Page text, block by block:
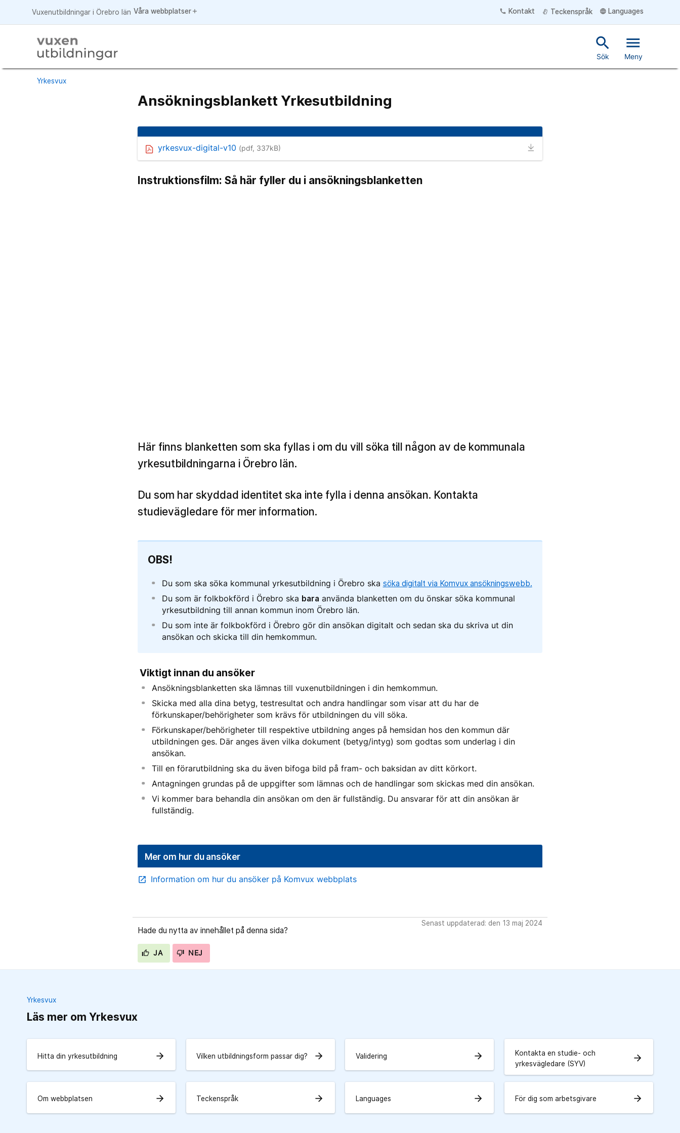
Vuxenutbildningar i Örebro län Våra webbplatser add phone Kontakt Teckenspråk language Languages
search
Sök
menu
Meny
Yrkesvux
Ansökningsblankett Yrkesutbildning
yrkesvux-digital-v10 (pdf, 337kB)
Instruktionsfilm: Så här fyller du i ansökningsblanketten
Här finns blanketten som ska fyllas i om du vill söka till någon av de kommunala
yrkesutbildningarna i Örebro län.
Du som har skyddad identitet ska inte fylla i denna ansökan. Kontakta
studievägledare för mer information.
OBS!
Du som ska söka kommunal yrkesutbildning i Örebro ska söka digitalt via Komvux ansökningswebb.
Du som är folkbokförd i Örebro ska bara använda blanketten om du önskar söka kommunal
yrkesutbildning till annan kommun inom Örebro län.
Du som inte är folkbokförd i Örebro gör din ansökan digitalt och sedan ska du skriva ut din
ansökan och skicka till din hemkommun.
Viktigt innan du ansöker
Ansökningsblanketten ska lämnas till vuxenutbildningen i din hemkommun.
Skicka med alla dina betyg, testresultat och andra handlingar som visar att du har de
förkunskaper/behörigheter som krävs för utbildningen du vill söka.
Förkunskaper/behörigheter till respektive utbildning anges på hemsidan hos den kommun där
utbildningen ges. Där anges även vilka dokument (betyg/intyg) som godtas som underlag i din
ansökan.
Till en förarutbildning ska du även bifoga bild på fram- och baksidan av ditt körkort.
Antagningen grundas på de uppgifter som lämnas och de handlingar som skickas med din ansökan.
Vi kommer bara behandla din ansökan om den är fullständig. Du ansvarar för att din ansökan är
fullständig.
Mer om hur du ansöker
open_in_new Information om hur du ansöker på Komvux webbplats
Hade du nytta av innehållet på denna sida?
JA NEJ
Senast uppdaterad: den 13 maj 2024
Yrkesvux
Läs mer om Yrkesvux
Hitta din yrkesutbildning arrow_forward Vilken utbildningsform passar dig? arrow_forward Validering arrow_forward
Kontakta en studie- och
yrkesvägledare (SYV)
arrow_forward
Om webbplatsen arrow_forward Teckenspråk arrow_forward Languages arrow_forward För dig som arbetsgivare arrow_forward